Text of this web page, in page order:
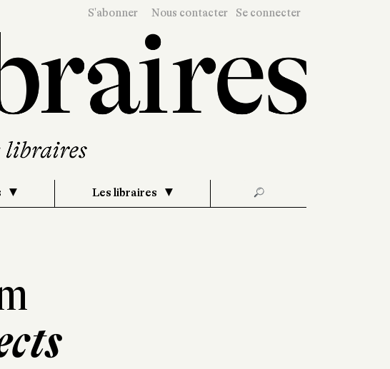
S'abonner Nous contacter Se connecter
Les libraires 🔎